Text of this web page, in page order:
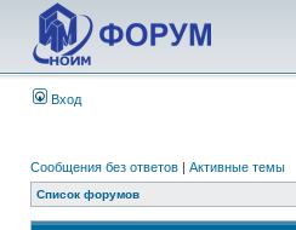
Вход
Сообщения без ответов | Активные темы
Список форумов